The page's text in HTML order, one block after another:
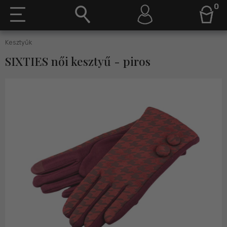
0
Kesztyűk
SIXTIES női kesztyű - piros